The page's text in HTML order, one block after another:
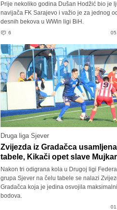
Prije nekoliko godina Dušan Hodžić bio je
navijača FK Sarajevo i važio je za jednog
desnih bekova u WWin ligi BiH.
6
Druga liga Sjever
Zvijezda iz Gradačca
tabele, Kikači opet slave
Nakon tri odigrana kola u Drugoj ligi
grupa Sjever na čelu tabele se nalazi
Gradačca koja je jedina osvojila
bodova.